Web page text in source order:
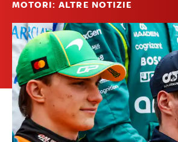
MOTORI: ALTRE NOTIZIE